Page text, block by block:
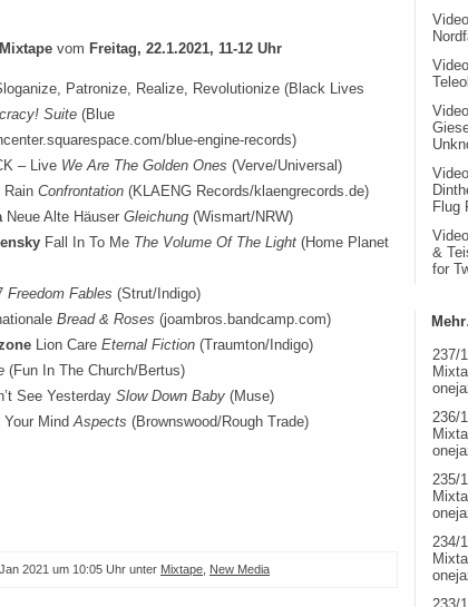
vom Freitag, 22.1.2021, 11-12 Uhr
Patronize, Realize, Revolutionize (Black Lives
Suite (Blue
blue-engine-records)
– Live We Are The Golden Ones (Verve/Universal)
Rain Confrontation (KLAENG Records/klaengrecords.de)
Neue Alte Häuser Gleichung (Wismart/NRW)
Fall In To Me The Volume Of The Light (Home Planet
Freedom Fables (Strut/Indigo)
Bread & Roses (joambros.bandcamp.com)
Lion Care Eternal Fiction (Traumton/Indigo)
(Fun In The Church/Bertus)
See Yesterday Slow Down Baby (Muse)
Mind Aspects (Brownswood/Rough Trade)
2021 um 10:05 Uhr unter Mixtape New Media
Flug
&
for
237/
236/
235/
234/